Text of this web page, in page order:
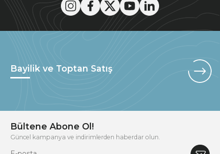
Bayilik ve Toptan Satış
Bültene Abone Ol!
Güncel kampanya ve indirimlerden haberdar olun.